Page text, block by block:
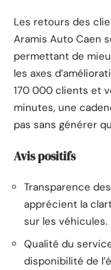
Les retours des
Aramis Auto Caen
permettant de
les axes
170 000 clients et
minutes, une
pas sans générer
Avis positifs
Transparence
apprécient la
sur les véhicules.
Qualité du
disponibilité de